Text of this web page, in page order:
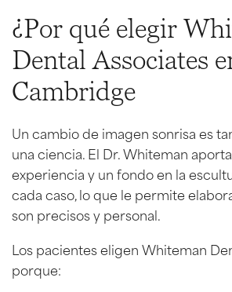
¿Por qué elegir
Dental Associates
Cambridge
Un cambio de imagen sonrisa es
una ciencia. El Dr. Whiteman
experiencia y un fondo en la
cada caso, lo que le permite
son precisos y personal.
Los pacientes eligen Whiteman
porque: